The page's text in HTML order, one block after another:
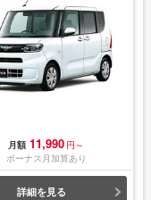
月額 11,990 円～
ボーナス月加算あり
詳細を見る